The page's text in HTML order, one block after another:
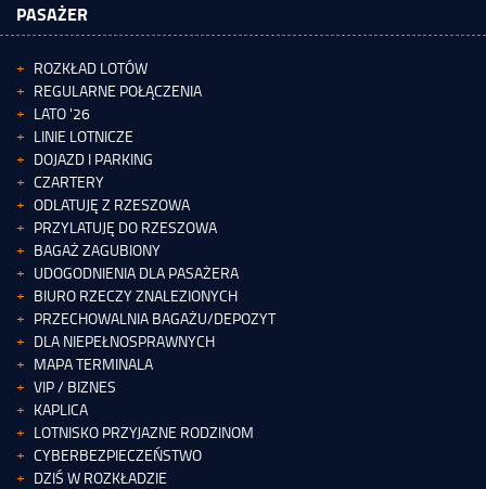
PASAŻER
ROZKŁAD LOTÓW
REGULARNE POŁĄCZENIA
LATO '26
LINIE LOTNICZE
DOJAZD I PARKING
CZARTERY
ODLATUJĘ Z RZESZOWA
PRZYLATUJĘ DO RZESZOWA
BAGAŻ ZAGUBIONY
UDOGODNIENIA DLA PASAŻERA
BIURO RZECZY ZNALEZIONYCH
PRZECHOWALNIA BAGAŻU/DEPOZYT
DLA NIEPEŁNOSPRAWNYCH
MAPA TERMINALA
VIP / BIZNES
KAPLICA
LOTNISKO PRZYJAZNE RODZINOM
CYBERBEZPIECZEŃSTWO
DZIŚ W ROZKŁADZIE